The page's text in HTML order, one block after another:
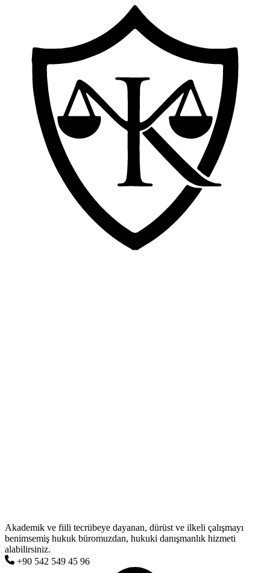
Akademik ve fiili tecrübeye dayanan, dürüst ve ilkeli çalışmayı
benimsemiş hukuk büromuzdan, hukuki danışmanlık hizmeti
alabilirsiniz.
+90 542 549 45 96